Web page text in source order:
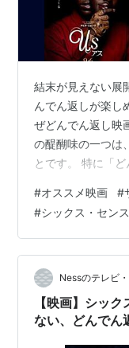
復帰した彼が
のコール少年
る能力があった
M・ナイト・
にして、歴史的
リスト::外国の映
Rated PG-13
結末が見えない展
んでん返しが楽し
ぜどんでん返し映
の醍醐味の一つは
とです。 特に「
で、映画史に名を
た。 2025年8月現
多くの名作映画が
NetflixやAmazon
フォームで、いつ
を…
#オススメ映画 #
#シックス・センス
Nessのテレビ
【映画】シッ
ない、どんでん